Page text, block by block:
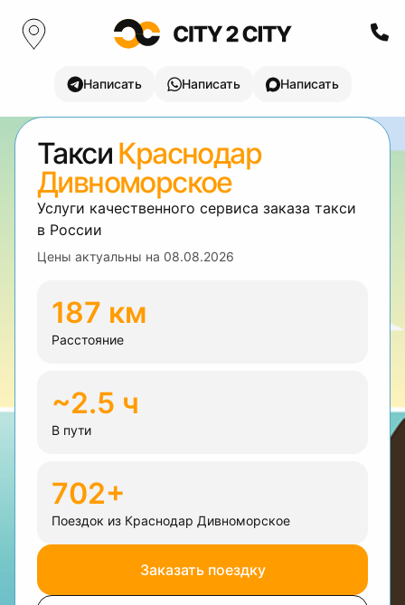
Написать Написать Написать
Такси Краснодар
Дивноморское
Услуги качественного сервиса заказа такси
в России
Цены актуальны на 08.08.2026
187 км
Расстояние
~2.5 ч
В пути
702+
Поездок из Краснодар Дивноморское
Заказать поездку